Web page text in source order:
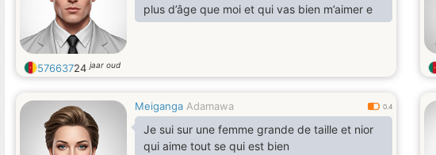
plus d’âge que moi et qui vas bien m’aimer e
57663724jaar oud
Meiganga Adamawa 0.4
Je sui sur une femme grande de taille et nior
qui aime tout se qui est bien